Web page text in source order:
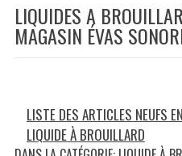
Location
Le Matériel
Recevoir
Faire
LIQUIDES A
MAGASIN ÉVAS
LISTE DES ARTICLES NEUFS
LIQUIDE À BROUILLARD